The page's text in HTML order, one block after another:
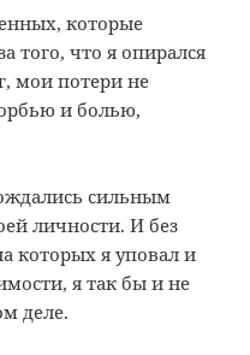
которые
того, что я опирался
мои потери не
и болью,
сильным
личности. И без
которых я уповал и
я так бы и не
деле.